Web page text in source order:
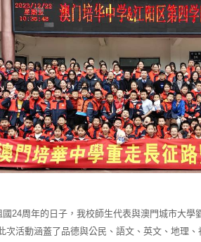
周年的日子，我校師生代表與澳門城市大學
次活動涵蓋了品德與公民、語文、英文、地理